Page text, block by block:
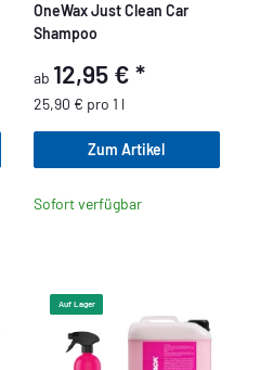
OneWax Just Clean Car
Shampoo
ab 12,95 € *
25,90 € pro 1 l
Zum Artikel
Sofort verfügbar
Auf Lager